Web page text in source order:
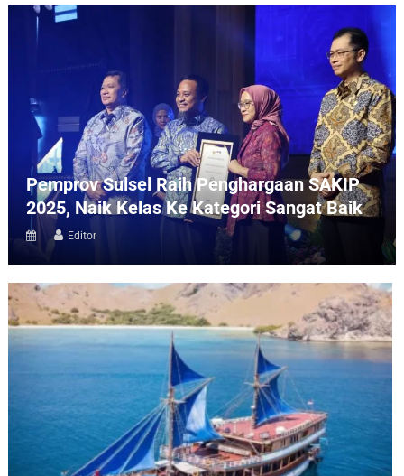
Pemprov Sulsel Raih Penghargaan SAKIP
2025, Naik Kelas Ke Kategori Sangat Baik
Editor